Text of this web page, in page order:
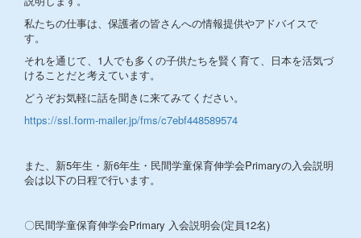
私たちの仕事は、保護者の皆さんへの情報提供やアドバイスで
す。
それを通じて、1人でも多くの子供たちを賢く育て、日本を活気づ
けることだと考えています。
どうぞお気軽に話を聞きに来てみてください。
https://ssl.form-mailer.jp/fms/c7ebf448589574
また、新5年生・新6年生・民間学童保育伸学会Primaryの入会説明
会は以下の日程で行います。
〇民間学童保育伸学会Primary 入会説明会(定員12名)